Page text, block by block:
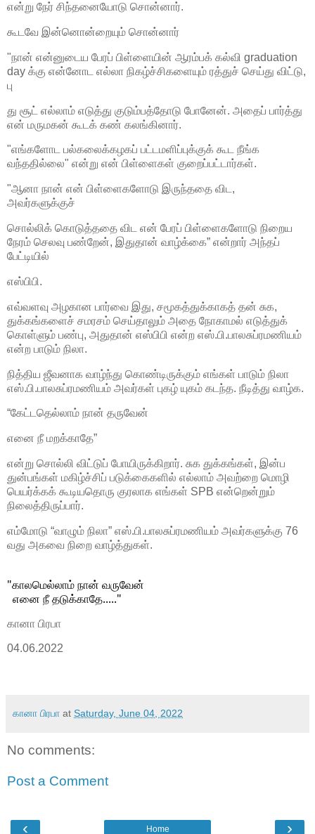
என்று நேர் சிந்தனையோடு சொன்னார்.
கூடவே இன்னொன்றையும் சொன்னார்
"நான் என்னுடைய பேரப் பிள்ளையின் ஆரம்பக் கல்வி graduation
day க்கு என்னோட எல்லா நிகழ்ச்சிகளையும் ரத்துச் செய்து விட்டு,
பு
து சூட் எல்லாம் எடுத்து குடும்பத்தோடு போனேன். அதைப் பார்த்து
என் மருமகன் கூடக் கண் கலங்கினார்.
"எங்களோட பல்கலைக்கழகப் பட்டமளிப்புக்குக் கூட நீங்க
வந்ததில்லை" என்று என் பிள்ளைகள் குறைப்பட்டார்கள்.
"ஆனா நான் என் பிள்ளைகளோடு இருந்ததை விட,
அவர்களுக்குச்
சொல்லிக் கொடுத்ததை விட என் பேரப் பிள்ளைகளோடு நிறைய
நேரம் செலவு பண்றேன், இதுதான் வாழ்க்கை” என்றார் அந்தப்
பேட்டியில்
எஸ்பிபி.
எவ்வளவு அழகான பார்வை இது, சமூகத்துக்காகத் தன் சுக,
துக்கங்களைச் சமரசம் செய்தாலும் அதை நோகாமல் எடுத்துக்
கொள்ளும் பண்பு, அதுதான் எஸ்பிபி என்ற எஸ்.பி.பாலசுப்ரமணியம்
என்ற பாடும் நிலா.
நித்திய ஜீவனாக வாழ்ந்து கொண்டிருக்கும் எங்கள் பாடும் நிலா
எஸ்.பி.பாலசுப்ரமணியம் அவர்கள் புகழ் யுகம் கடந்த. நீடித்து வாழ்க.
“கேட்டதெல்லாம் நான் தருவேன்
எனை நீ மறக்காதே”
என்று சொல்லி விட்டுப் போயிருக்கிறார். சுக துக்கங்கள், இன்ப
துன்பங்கள் மகிழ்ச்சிப் படுக்கைகளில் எல்லாம் அவற்றை மொழி
பெயர்க்கக் கூடியதொரு குரலாக எங்கள் SPB என்றென்றும்
நிலைத்திருப்பார்.
எம்மோடு “வாழும் நிலா” எஸ்.பி.பாலசுப்ரமணியம் அவர்களுக்கு 76
வது அகவை நிறை வாழ்த்துகள்.
"காலமெல்லாம் நான் வருவேன்
  எனை நீ தடுக்காதே....."
கானா பிரபா
04.06.2022
கானா பிரபா at Saturday, June 04, 2022
No comments:
Post a Comment
‹ ›
Home